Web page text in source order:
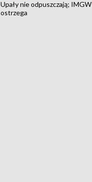
Upały nie odpuszczają; IMGW
ostrzega